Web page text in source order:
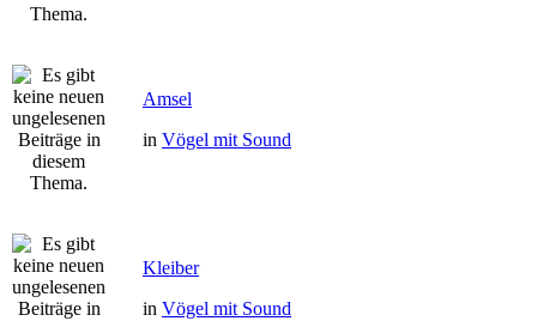
Amsel
in Vögel mit Sound
Kleiber
in Vögel mit Sound